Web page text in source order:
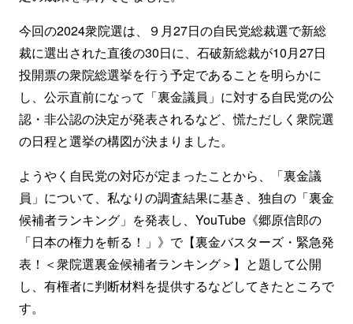
今回の2024衆院選は、９月27日の自民党総裁選で新総
裁に選出された直後の30日に、石破新総裁が10月27日
投開票の衆院総選挙を行う予定であることを明らかに
し、公示直前になって「裏金議員」に対する自民党の公
認・非公認の決定が発表されるなど、慌ただしく衆院選
の日程と選挙の構図が決まりました。
ようやく自民党の対応が定まったことから、「裏金議
員」について、私なりの調査結果に基き、独自の「裏金
候補者ランキング」を発表し、YouTube《郷原信郎の
「日本の権力を斬る！」》で【裏金バスターズ・緊急発
表！＜衆院選裏金候補者ランキング＞】と題して公開
し、有権者に判断材料を提供するなどしてきたところで
す。